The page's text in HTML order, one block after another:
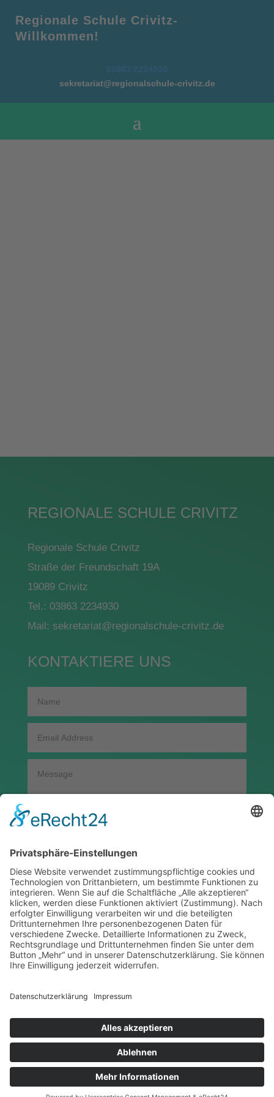
Regionale Schule Crivitz-
Willkommen!
sekretariat@regionalschule-crivitz.de
REGIONALE SCHULE CRIVITZ
Regionale Schule Crivitz
Straße der Freundschaft 19A
19089 Crivitz
Tel.: 03863 2234930
Mail: sekretariat@regionalschule-crivitz.de
KONTAKTIERE UNS
4 + 11= Senden
Powered by
IMPRESSUM|DATENSCHUTZ